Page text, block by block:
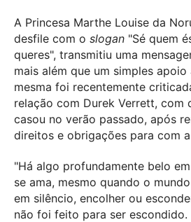
A Princesa Marthe Louise da
desfile com o slogan "Sé quem
queres", transmitiu uma
mais além que um simples apoio
mesma foi recentemente
relação com Durek Verrett, com
casou no verão passado, após
direitos e obrigações para com
"Há algo profundamente belo
se ama, mesmo quando o
em silêncio, encolher ou
não foi feito para ser